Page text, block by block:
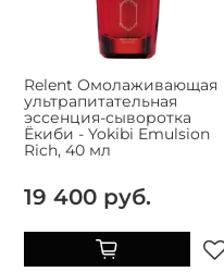
Relent Омолаживающая
ультрапитательная
эссенция-сыворотка
Ёкиби - Yokibi Emulsion
Rich, 40 мл
19 400 руб.